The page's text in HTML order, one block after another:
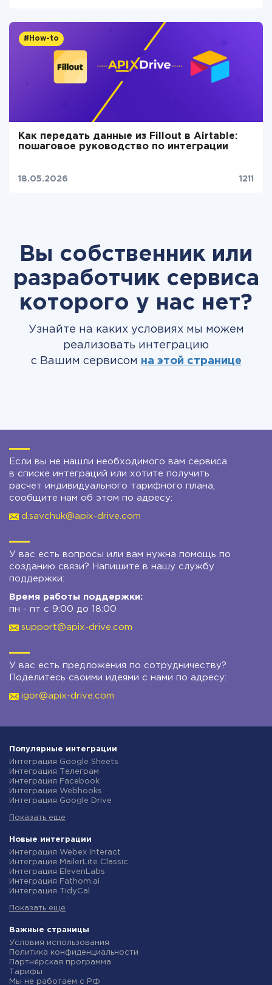
#How-to
Как передать данные из Fillout в Airtable:
пошаговое руководство по интеграции
18.05.2026 1211
Вы собственник или
разработчик сервиса
которого у нас нет?
Узнайте на каких условиях мы можем
реализовать интеграцию
с Вашим сервисом на этой странице
Если вы не нашли необходимого вам сервиса
в списке интеграций или хотите получить
расчет индивидуального тарифного плана,
сообщите нам об этом по адресу:
d.savchuk@apix-drive.com
У вас есть вопросы или вам нужна помощь по
созданию связи? Напишите в нашу службу
поддержки:
Время работы поддержки:
пн - пт с 9:00 до 18:00
support@apix-drive.com
У вас есть предложения по сотрудничеству?
Поделитесь своими идеями с нами по адресу:
igor@apix-drive.com
Популярные интеграции
Интеграция Google Sheets
Интеграция Телеграм
Интеграция Facebook
Интеграция Webhooks
Интеграция Google Drive
Интеграция Gmail
Интеграция Новая Почта
Интеграция Binotel
Интеграция OpenAI (ChatGPT)
Интеграция Prom
Интеграция Приват24
Интеграция OLX
Интеграция TurboSMS
Интеграция SendPulse
Интеграция Stream Telecom
Интеграция Google Analytics
Интеграция Creatio
Интеграция Ringostat
Интеграция Google Calendar
Показать еще
Новые интеграции
Интеграция Webex Interact
Интеграция MailerLite Classic
Интеграция ElevenLabs
Интеграция Fathom.ai
Интеграция TidyCal
Интеграция Gist
Интеграция Straico
Интеграция Rows
Интеграция Firecrawl
Интеграция Binotel SmartCRM
Интеграция Perplexity AI
Интеграция Formbricks
Показать еще
Важные страницы
Условия использования
Политика конфиденциальности
Партнёрская программа
Тарифы
Мы не работаем с РФ